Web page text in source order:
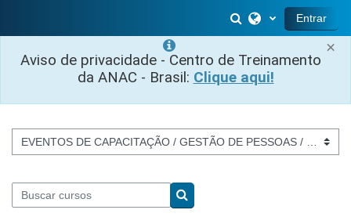
×
Aviso de privacidade - Centro de Treinamento
da ANAC - Brasil: Clique aqui!
Selector de
Entrar
Categorías
Buscar cursos
Buscar cursos